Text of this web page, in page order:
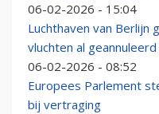
06-02-2026 - 15:04
Luchthaven van Berlijn
vluchten al geannuleerd
06-02-2026 - 08:52
Europees Parlement
bij vertraging